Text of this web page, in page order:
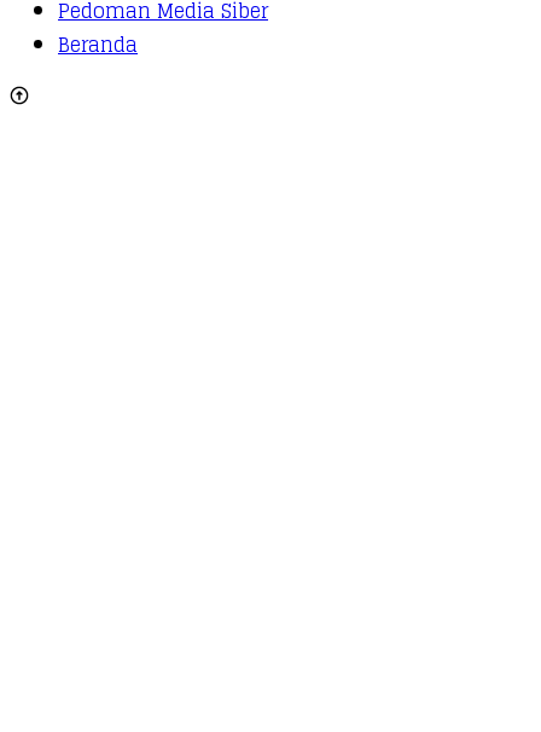
Pedoman Media Siber
Beranda